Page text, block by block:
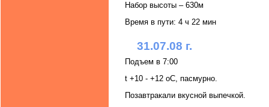
Набор высоты – 630м
Время в пути: 4 ч 22 мин
31.07.08 г.
Подъем в 7:00
t +10 - +12 oC, пасмурно.
Позавтракали вкусной выпечкой.